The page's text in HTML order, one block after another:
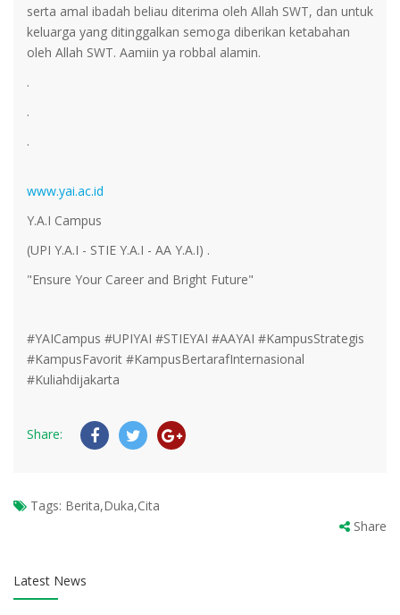
serta amal ibadah beliau diterima oleh Allah SWT, dan untuk
keluarga yang ditinggalkan semoga diberikan ketabahan
oleh Allah SWT. Aamiin ya robbal alamin.
.
.
.
www.yai.ac.id
Y.A.I Campus
(UPI Y.A.I - STIE Y.A.I - AA Y.A.I) .
"Ensure Your Career and Bright Future"
#YAICampus #UPIYAI #STIEYAI #AAYAI #KampusStrategis
#KampusFavorit #KampusBertarafInternasional
#Kuliahdijakarta
Share:
Tags: Berita,Duka,Cita
Share
Latest News